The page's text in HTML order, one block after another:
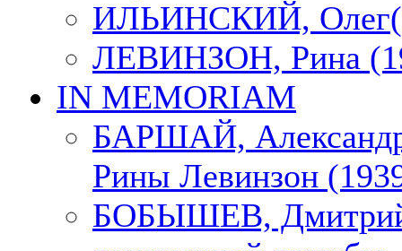
ИЛЬИНСКИЙ,
ЛЕВИНЗОН, Рина
IN MEMORIAM
БАРШАЙ,
Рины Левинзон
БОБЫШЕВ,